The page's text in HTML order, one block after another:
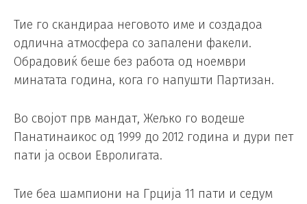
Тие го скандираа неговото име и создадоа
одлична атмосфера со запалени факели.
Обрадовиќ беше без работа од ноември
минатата година, кога го напушти Партизан.
Во својот прв мандат, Жељко го водеше
Панатинаикос од 1999 до 2012 година и дури пет
пати ја освои Евролигата.
Тие беа шампиони на Грција 11 пати и седум